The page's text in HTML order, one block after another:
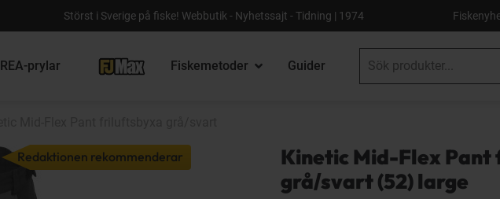
Störst i Sverige på fiske! Webbutik - Nyhetssajt - Tidning | 1974
REA-prylar Fiskemetoder Guider
Redaktionen rekommenderar
Kinetic Mid-Flex
grå/svart (52) large